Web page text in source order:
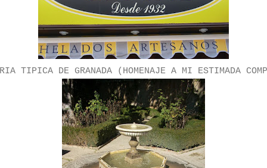
TIPICA DE GRANADA (HOMENAJE A MI ESTIMADA